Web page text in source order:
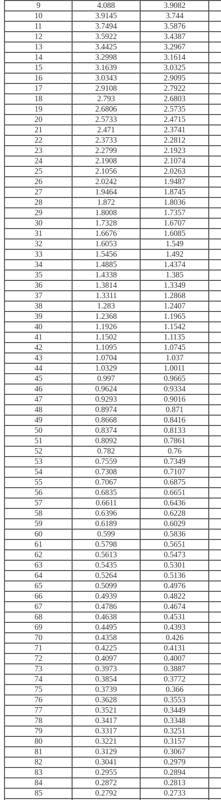
9
4.088
3.9082
10
3.9145
3.744
11
3.7494
3.5876
12
3.5922
3.4387
13
3.4425
3.2967
14
3.2998
3.1614
15
3.1639
3.0325
16
3.0343
2.9095
17
2.9108
2.7922
18
2.793
2.6803
19
2.6806
2.5735
20
2.5733
2.4715
21
2.471
2.3741
22
2.3733
2.2812
23
2.2799
2.1923
24
2.1908
2.1074
25
2.1056
2.0263
26
2.0242
1.9487
27
1.9464
1.8745
28
1.872
1.8036
29
1.8008
1.7357
30
1.7328
1.6707
31
1.6676
1.6085
32
1.6053
1.549
33
1.5456
1.492
34
1.4885
1.4374
35
1.4338
1.385
36
1.3814
1.3349
37
1.3311
1.2868
38
1.283
1.2407
39
1.2368
1.1965
40
1.1926
1.1542
41
1.1502
1.1135
42
1.1095
1.0745
43
1.0704
1.037
44
1.0329
1.0011
45
0.997
0.9665
46
0.9624
0.9334
47
0.9293
0.9016
48
0.8974
0.871
49
0.8668
0.8416
50
0.8374
0.8133
51
0.8092
0.7861
52
0.782
0.76
53
0.7559
0.7349
54
0.7308
0.7107
55
0.7067
0.6875
56
0.6835
0.6651
57
0.6611
0.6436
58
0.6396
0.6228
59
0.6189
0.6029
60
0.599
0.5836
61
0.5798
0.5651
62
0.5613
0.5473
63
0.5435
0.5301
64
0.5264
0.5136
65
0.5099
0.4976
66
0.4939
0.4822
67
0.4786
0.4674
68
0.4638
0.4531
69
0.4495
0.4393
70
0.4358
0.426
71
0.4225
0.4131
72
0.4097
0.4007
73
0.3973
0.3887
74
0.3854
0.3772
75
0.3739
0.366
76
0.3628
0.3553
77
0.3521
0.3449
78
0.3417
0.3348
79
0.3317
0.3251
80
0.3221
0.3157
81
0.3129
0.3067
82
0.3041
0.2979
83
0.2955
0.2894
84
0.2872
0.2813
85
0.2792
0.2733